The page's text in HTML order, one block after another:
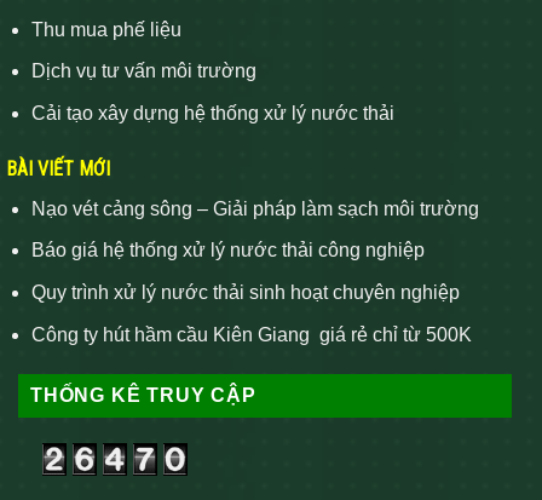
Thu mua phế liệu
Dịch vụ tư vấn môi trường
Cải tạo xây dựng hệ thống xử lý nước thải
BÀI VIẾT MỚI
Nạo vét cảng sông – Giải pháp làm sạch môi trường
Báo giá hệ thống xử lý nước thải công nghiệp
Quy trình xử lý nước thải sinh hoạt chuyên nghiệp
Công ty hút hầm cầu Kiên Giang giá rẻ chỉ từ 500K
THỐNG KÊ TRUY CẬP